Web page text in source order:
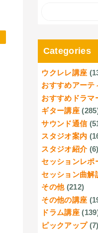
Categories
ウクレレ講座
おすすめアーテ
おすすめドラマ
ギター講座
サウンド通信
スタジオ案内
スタジオ紹介 (6)
セッションレポ
セッション曲解
その他 (212)
その他の講座
ドラム講座
ピックアップ (7)